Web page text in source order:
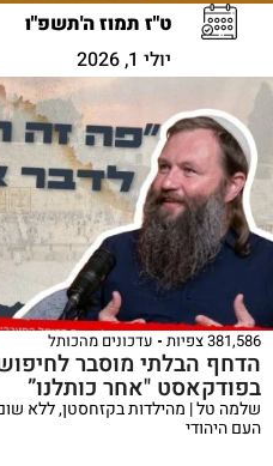
ט"ז תמוז ה'תשפ"ו
יולי 1, 2026
381,586 צפיות עדכונים מהכותל
בפודקאסט "אחר כותלנו”
שלמה טל | מהילדות בקזחסטן, ללא
העם היהודי